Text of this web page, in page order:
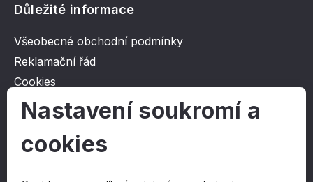
Důležité informace
Všeobecné obchodní podmínky
Reklamační řád
Cookies
Ochrana osobních údajů
O společnosti
Nastavení soukromí a
cookies